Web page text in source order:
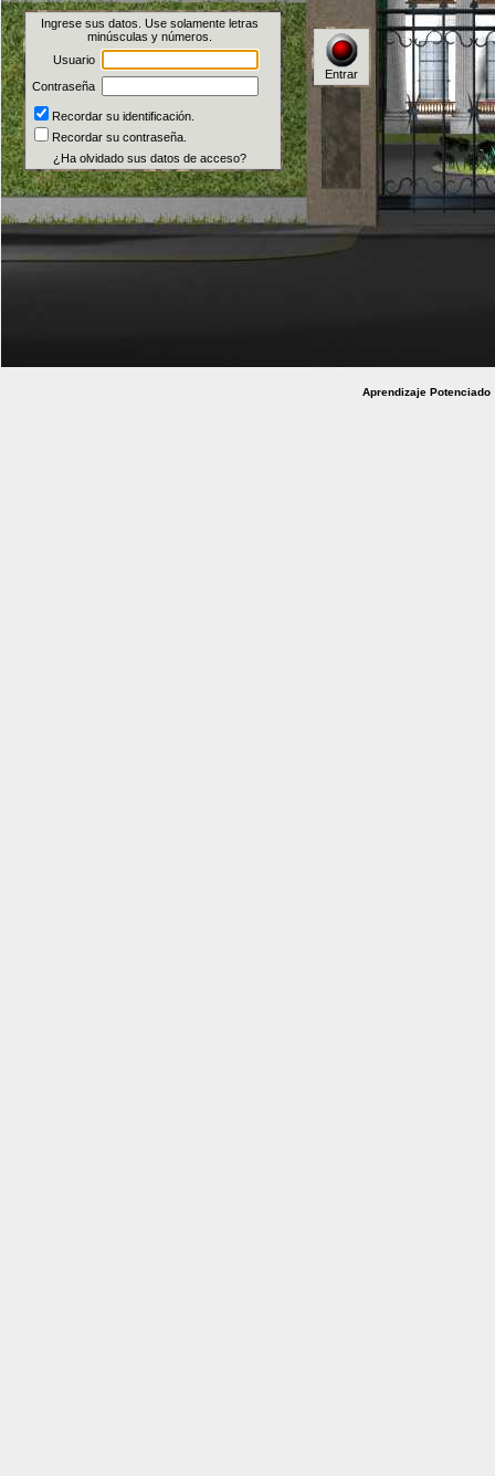
Ingrese sus datos. Use solamente letras
minúsculas y números.
Usuario
Contraseña
Recordar su identificación.
Recordar su contraseña.
¿Ha olvidado sus datos de acceso?
Entrar
Aprendizaje